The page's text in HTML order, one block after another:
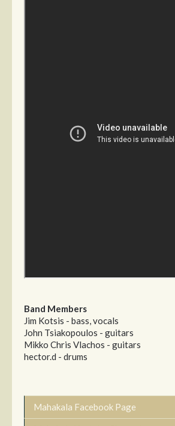
Band Members
Jim Kotsis - bass, vocals
John Tsiakopoulos - guitars
Mikko Chris Vlachos - guitars
hector.d - drums
Mahakala Facebook Page